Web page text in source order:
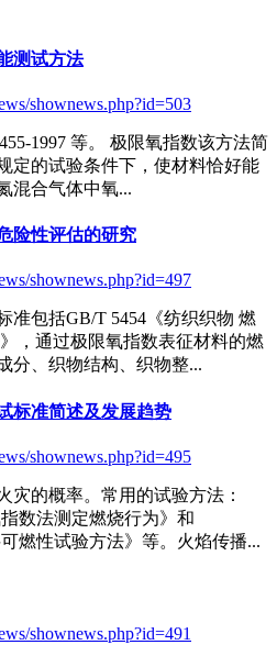
测试方法
shownews.php?id=503
1997 等。 极限氧指数该方法简
定的试验条件下，使材料恰好能
混合气体中氧...
险性评估的研究
shownews.php?id=497
准包括GB/T 5454《纺织织物 燃
》，通过极限氧指数表征材料的燃
分、织物结构、织物整...
标准简述及发展趋势
shownews.php?id=495
灾的概率。常用的试验方法：
数法测定燃烧行为》和
燃性试验方法》等。火焰传播...
shownews.php?id=491